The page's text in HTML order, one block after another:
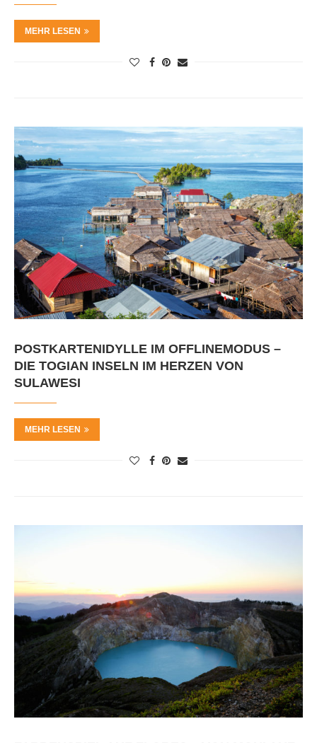
MEHR LESEN
POSTKARTENIDYLLE IM OFFLINEMODUS –
DIE TOGIAN INSELN IM HERZEN VON
SULAWESI
MEHR LESEN